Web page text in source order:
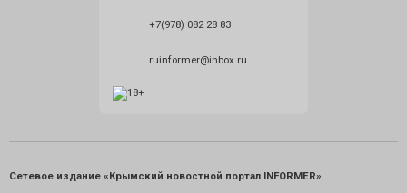
+7(978) 082 28 83
ruinformer@inbox.ru
Сетевое издание «Крымский новостной портал INFORMER»